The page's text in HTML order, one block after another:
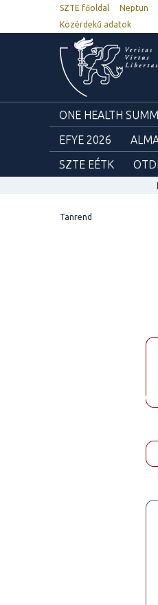
SZTE főoldal Neptun
Közérdekű adatok
ONE HEALTH
EFYE 2026
SZTE EÉTK
Tanrend